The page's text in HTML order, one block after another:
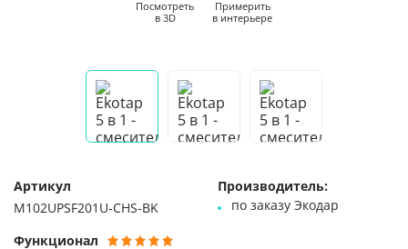
Посмотреть
в 3D
Примерить
в интерьере
Артикул
M102UPSF201U-CHS-BK
Функционал
Производитель:
по заказу Экодар